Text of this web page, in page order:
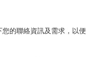
的聯絡資訊及需求，以